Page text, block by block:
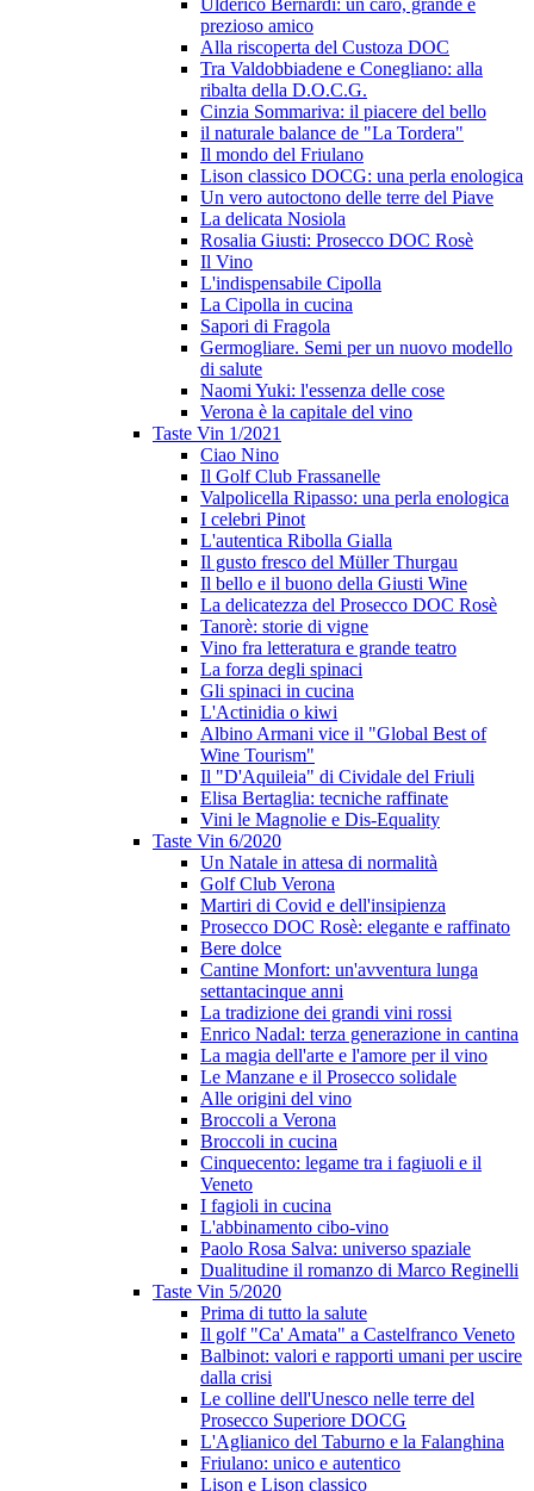
Ulderico Bernardi: un caro, grande e
prezioso amico
Alla riscoperta del Custoza DOC
Tra Valdobbiadene e Conegliano: alla
ribalta della D.O.C.G.
Cinzia Sommariva: il piacere del bello
il naturale balance de "La Tordera"
Il mondo del Friulano
Lison classico DOCG: una perla enologica
Un vero autoctono delle terre del Piave
La delicata Nosiola
Rosalia Giusti: Prosecco DOC Rosè
Il Vino
L'indispensabile Cipolla
La Cipolla in cucina
Sapori di Fragola
Germogliare. Semi per un nuovo modello
di salute
Naomi Yuki: l'essenza delle cose
Verona è la capitale del vino
Taste Vin 1/2021
Ciao Nino
Il Golf Club Frassanelle
Valpolicella Ripasso: una perla enologica
I celebri Pinot
L'autentica Ribolla Gialla
Il gusto fresco del Müller Thurgau
Il bello e il buono della Giusti Wine
La delicatezza del Prosecco DOC Rosè
Tanorè: storie di vigne
Vino fra letteratura e grande teatro
La forza degli spinaci
Gli spinaci in cucina
L'Actinidia o kiwi
Albino Armani vice il "Global Best of
Wine Tourism"
Il "D'Aquileia" di Cividale del Friuli
Elisa Bertaglia: tecniche raffinate
Vini le Magnolie e Dis-Equality
Taste Vin 6/2020
Un Natale in attesa di normalità
Golf Club Verona
Martiri di Covid e dell'insipienza
Prosecco DOC Rosè: elegante e raffinato
Bere dolce
Cantine Monfort: un'avventura lunga
settantacinque anni
La tradizione dei grandi vini rossi
Enrico Nadal: terza generazione in cantina
La magia dell'arte e l'amore per il vino
Le Manzane e il Prosecco solidale
Alle origini del vino
Broccoli a Verona
Broccoli in cucina
Cinquecento: legame tra i fagiuoli e il
Veneto
I fagioli in cucina
L'abbinamento cibo-vino
Paolo Rosa Salva: universo spaziale
Dualitudine il romanzo di Marco Reginelli
Taste Vin 5/2020
Prima di tutto la salute
Il golf "Ca' Amata" a Castelfranco Veneto
Balbinot: valori e rapporti umani per uscire
dalla crisi
Le colline dell'Unesco nelle terre del
Prosecco Superiore DOCG
L'Aglianico del Taburno e la Falanghina
Friulano: unico e autentico
Lison e Lison classico